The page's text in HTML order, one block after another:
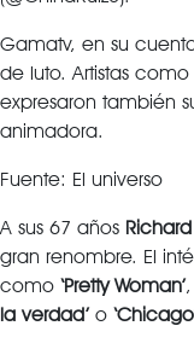
Gamatv, en su
de luto. Artistas
expresaron también
animadora.
Fuente: El universo
A sus 67 años
gran renombre. El
como ‘Pretty Woman’,
la verdad’o